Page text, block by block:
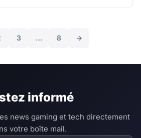
3 … 8 →
informé
news gaming et tech directement
votre boîte mail.